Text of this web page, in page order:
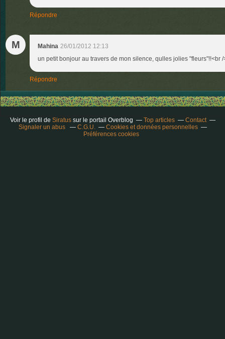
Répondre
M Mahina 26/01/2012 12:13
un petit bonjour au travers de mon silence, qulles jolies "fleurs"!!<br
Répondre
Voir le profil de Siratussur le portail Overblog Top articles
Contact
Signaler un abus
C.G.U.
Cookies et données personnelles
Préférences cookies